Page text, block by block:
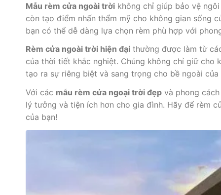
Mẫu rèm cửa ngoài trờikhông chỉ giúp bảo vệ ngôi
còn tạo điểm nhấn thẩm mỹ cho không gian sống
bạn có thể dễ dàng lựa chọn rèm phù hợp với
Rèm cửa ngoài trời hiện đạithường được làm từ
của thời tiết khắc nghiệt. Chúng không chỉ giữ cho
tạo ra sự riêng biệt và sang trọng cho bề ngoài của
Với các mẫu rèm cửa ngoại trời đẹpvà phong cách
lý tưởng và tiện ích hơn cho gia đình. Hãy để rèm
của bạn!